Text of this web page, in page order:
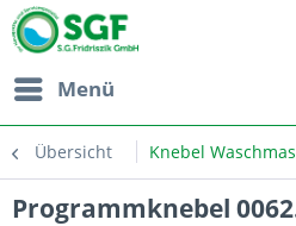
Menü
Übersicht Knebel
Programmknebel